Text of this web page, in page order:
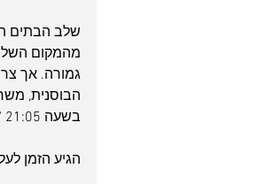
שלב הבתים
מהמקום
בשעה 21:05 "תארח" חולוניה את הפועל חיפה באולם בחדרה, זכר לעונש הרדיוס מעונה שעברה.
הגיע הזמן